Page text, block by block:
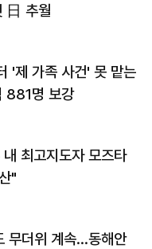
日 추월
'제 가족 사건' 못 맡는
881명 보강
최고지도자 모즈타
"
무더위 계속…동해안